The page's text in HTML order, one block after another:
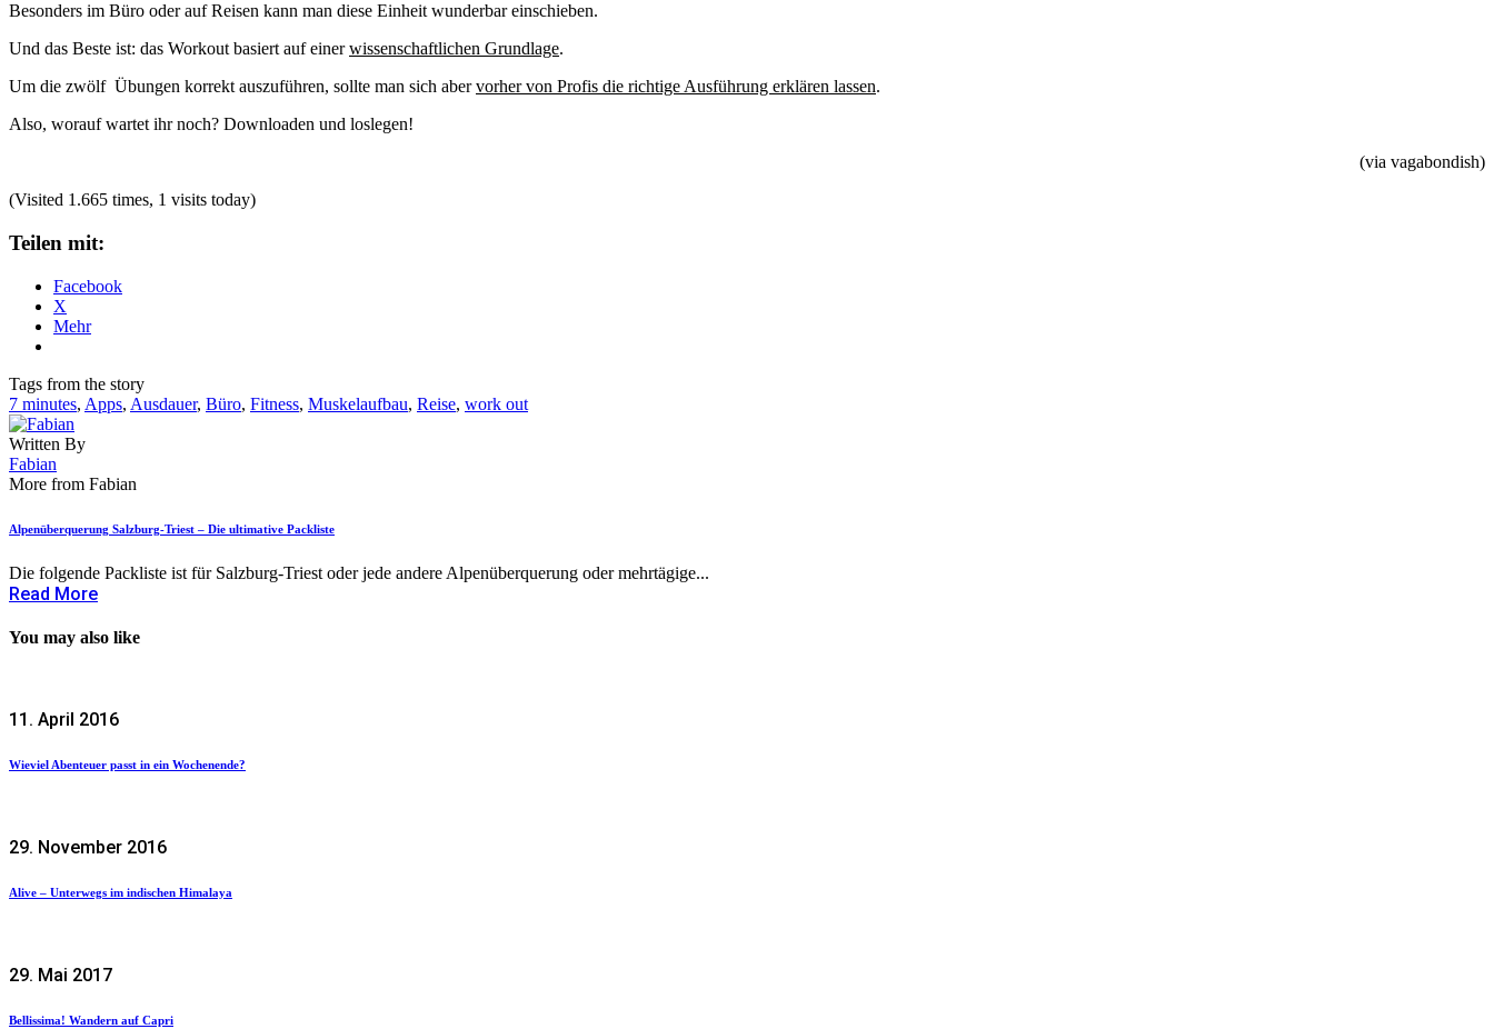
Besonders im Büro oder auf Reisen kann man diese Einheit wunderbar einschieben.
Und das Beste ist: das Workout basiert auf einerwissenschaftlichen Grundlage.
Um die zwölf Übungen korrekt auszuführen, sollte man sich abervorher von Profis die richtige Ausführung erklären lassen.
Also, worauf wartet ihr noch? Downloaden und loslegen!
(via vagabondish)
(Visited 1.665 times, 1 visits today)
Teilen mit:
Facebook
X
Mehr
Tags from the story
7 minutes, Apps, Ausdauer, Büro, Fitness, Muskelaufbau, Reise, work out
Written By
Fabian
More from Fabian
Alpenüberquerung Salzburg-Triest – Die ultimative Packliste
Die folgende Packliste ist für Salzburg-Triest oder jede andere Alpenüberquerung oder mehrtägige...
Read More
You may also like
11. April 2016
Wieviel Abenteuer passt in ein Wochenende?
29. November 2016
Alive – Unterwegs im indischen Himalaya
29. Mai 2017
Bellissima! Wandern auf Capri